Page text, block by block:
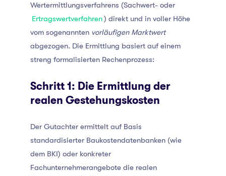
Wertermittlungsverfahrens (Sachwert- oder
Ertragswertverfahren) direkt und in voller Höhe
vom sogenannten vorläufigen Marktwert
abgezogen. Die Ermittlung basiert auf einem
streng formalisierten Rechenprozess:
Schritt 1: Die Ermittlung der
realen Gestehungskosten
Der Gutachter ermittelt auf Basis
standardisierter Baukostendatenbanken (wie
dem BKI) oder konkreter
Fachunternehmerangebote die realen